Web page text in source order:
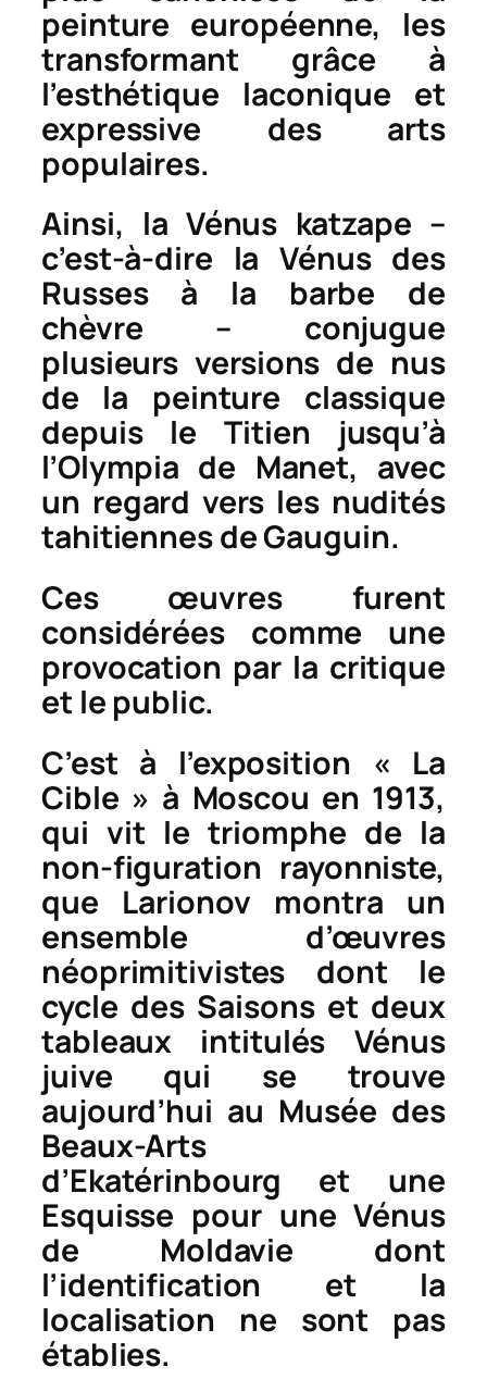
peinture européenne, les
transformant grâce à
l’esthétique laconique et
expressive des arts
populaires.
Ainsi, la Vénus katzape –
c’est-à-dire la Vénus des
Russes à la barbe de
chèvre – conjugue
plusieurs versions de nus
de la peinture classique
depuis le Titien jusqu’à
l’Olympia de Manet, avec
un regard vers les nudités
tahitiennes de Gauguin.
Ces œuvres furent
considérées comme une
provocation par la critique
et le public.
C’est à l’exposition « La
Cible » à Moscou en 1913,
qui vit le triomphe de la
non-figuration rayonniste,
que Larionov montra un
ensemble d’œuvres
néoprimitivistes dont le
cycle des Saisons et deux
tableaux intitulés Vénus
juive qui se trouve
aujourd’hui au Musée des
Beaux-Arts
d’Ekatérinbourg et une
Esquisse pour une Vénus
de Moldavie dont
l’identification et la
localisation ne sont pas
établies.